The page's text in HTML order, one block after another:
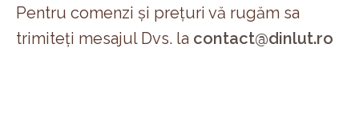
Pentru comenzi și prețuri vă rugăm sa
trimiteți mesajul Dvs. la contact@dinlut.ro